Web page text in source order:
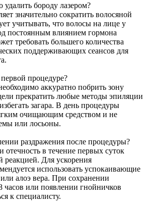
бороду лазером?
значительно сократить волосяной
учитывать, что волосы на лице у
постоянным влиянием гормона
требовать большего количества
поддерживающих сеансов для
процедуре?
аккуратно побрить зону
прекратить любые методы эпиляции
загара. В день процедуры
очищающим средством и не
или лосьоны.
раздражения после процедуры?
отечность в течение первых суток
реакцией. Для ускорения
использовать успокаивающие
алоэ вера. При сохранении
часов или появлении гнойничков
к специалисту.